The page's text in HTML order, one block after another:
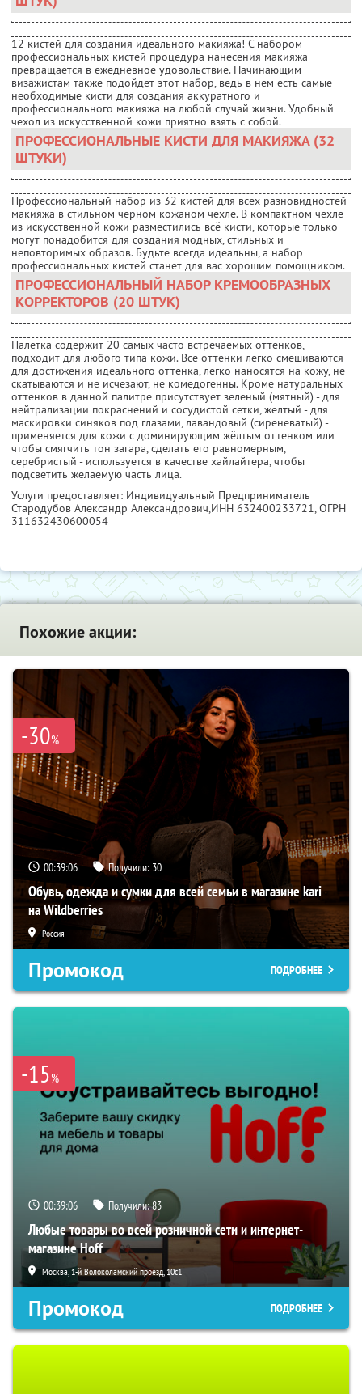
12 кистей для создания идеального макияжа! С набором
профессиональных кистей процедура нанесения макияжа
превращается в ежедневное удовольствие. Начинающим
визажистам также подойдет этот набор, ведь в нем есть самые
необходимые кисти для создания аккуратного и
профессионального макияжа на любой случай жизни. Удобный
чехол из искусственной кожи приятно взять с собой.
ПРОФЕССИОНАЛЬНЫЕ КИСТИ ДЛЯ МАКИЯЖА (32
ШТУКИ)
Профессиональный набор из 32 кистей для всех разновидностей
макияжа в стильном черном кожаном чехле. В компактном чехле
из искусственной кожи разместились всё кисти, которые только
могут понадобится для создания модных, стильных и
неповторимых образов. Будьте всегда идеальны, а набор
профессиональных кистей станет для вас хорошим помощником.
ПРОФЕССИОНАЛЬНЫЙ НАБОР КРЕМООБРАЗНЫХ
КОРРЕКТОРОВ (20 ШТУК)
Палетка содержит 20 самых часто встречаемых оттенков,
подходит для любого типа кожи. Все оттенки легко смешиваются
для достижения идеального оттенка, легко наносятся на кожу, не
скатываются и не исчезают, не комедогенны. Кроме натуральных
оттенков в данной палитре присутствует зеленый (мятный) - для
нейтрализации покраснений и сосудистой сетки, желтый - для
маскировки синяков под глазами, лавандовый (сиреневатый) -
применяется для кожи с доминирующим жёлтым оттенком или
чтобы смягчить тон загара, сделать его равномерным,
серебристый - используется в качестве хайлайтера, чтобы
подсветить желаемую часть лица.
Услуги предоставляет: Индивидуальный Предприниматель
Стародубов Александр Александрович,ИНН 632400233721, ОГРН
311632430600054
Похожие акции:
-30%
00:39:05 Получили: 30
Обувь, одежда и сумки для всей семьи в магазине kari
на Wildberries
Россия
Промокод ПОДРОБНЕЕ
-15%
00:39:05 Получили:83
Любые товары во всей розничной сети и интернет-
магазине Hoff
Москва, 1-й Волоколамский проезд, 10с1
Промокод ПОДРОБНЕЕ